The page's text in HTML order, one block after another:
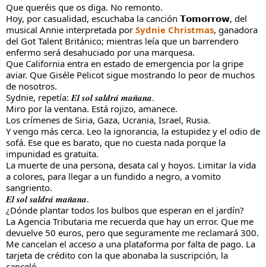
Que queréis que os diga. No remonto.
Hoy, por casualidad, escuchaba la canción 𝗧𝗼𝗺𝗼𝗿𝗿𝗼𝘄, del
musical Annie interpretada por Sydnie Christmas, ganadora
del Got Talent Británico; mientras leía que un barrendero
enfermo será desahuciado por una marquesa.
Que California entra en estado de emergencia por la gripe
aviar. Que Giséle Pelicot sigue mostrando lo peor de muchos
de nosotros.
Sydnie, repetía: 𝑬𝒍 𝒔𝒐𝒍 𝒔𝒂𝒍𝒅𝒓𝒂́ 𝒎𝒂𝒏̃𝒂𝒏𝒂.
Miro por la ventana. Está rojizo, amanece.
Los crímenes de Siria, Gaza, Ucrania, Israel, Rusia.
Y vengo más cerca. Leo la ignorancia, la estupidez y el odio de
sofá. Ese que es barato, que no cuesta nada porque la
impunidad es gratuita.
La muerte de una persona, desata cal y hoyos. Limitar la vida
a colores, para llegar a un fundido a negro, a vomito
sangriento.
𝑬𝒍 𝒔𝒐𝒍 𝒔𝒂𝒍𝒅𝒓𝒂́ 𝒎𝒂𝒏̃𝒂𝒏𝒂.
¿Dónde plantar todos los bulbos que esperan en el jardín?
La Agencia Tributaria me recuerda que hay un error. Que me
devuelve 50 euros, pero que seguramente me reclamará 300.
Me cancelan el acceso a una plataforma por falta de pago. La
tarjeta de crédito con la que abonaba la suscripción, la